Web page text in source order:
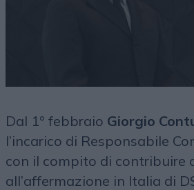
Dal 1° febbraio Giorgio
l’incarico di Responsabile
con il compito di contribuire
all’affermazione in Italia di